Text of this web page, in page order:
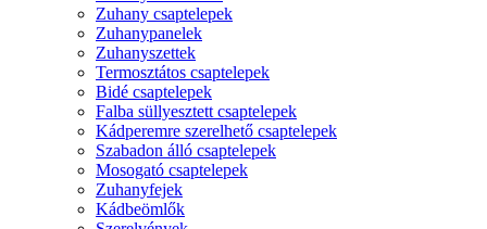
Zuhany csaptelepek
Zuhanypanelek
Zuhanyszettek
Termosztátos csaptelepek
Bidé csaptelepek
Falba süllyesztett csaptelepek
Kádperemre szerelhető csaptelepek
Szabadon álló csaptelepek
Mosogató csaptelepek
Zuhanyfejek
Kádbeömlők